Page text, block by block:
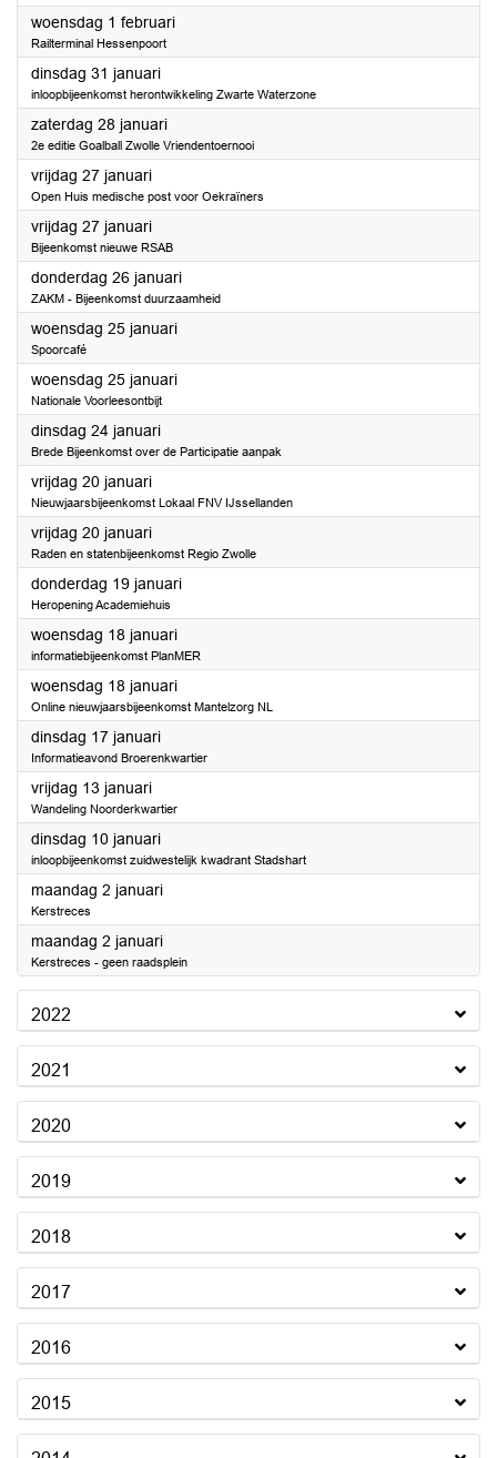
woensdag 1 februari2023
Railterminal Hessenpoort
dinsdag 31 januari2023
inloopbijeenkomst herontwikkeling Zwarte Waterzone
zaterdag 28 januari2023
2e editie Goalball Zwolle Vriendentoernooi
vrijdag 27 januari2023
Open Huis medische post voor Oekraïners
vrijdag 27 januari2023
Bijeenkomst nieuwe RSAB
donderdag 26 januari2023
ZAKM - Bijeenkomst duurzaamheid
woensdag 25 januari2023
Spoorcafé
woensdag 25 januari2023
Nationale Voorleesontbijt
dinsdag 24 januari2023
Brede Bijeenkomst over de Participatie aanpak
vrijdag 20 januari2023
Nieuwjaarsbijeenkomst Lokaal FNV IJssellanden
vrijdag 20 januari2023
Raden en statenbijeenkomst Regio Zwolle
donderdag 19 januari2023
Heropening Academiehuis
woensdag 18 januari2023
informatiebijeenkomst PlanMER
woensdag 18 januari2023
Online nieuwjaarsbijeenkomst Mantelzorg NL
dinsdag 17 januari2023
Informatieavond Broerenkwartier
vrijdag 13 januari2023
Wandeling Noorderkwartier
dinsdag 10 januari2023
inloopbijeenkomst zuidwestelijk kwadrant Stadshart
maandag 2 januari2023
Kerstreces
maandag 2 januari2023
Kerstreces - geen raadsplein
2022
2021
2020
2019
2018
2017
2016
2015